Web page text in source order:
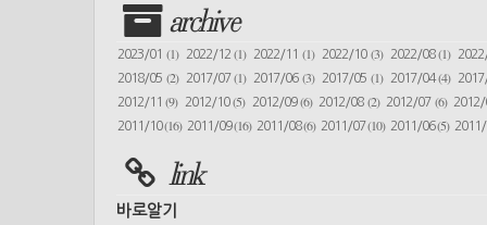
archive
2023/01 (1) 2022/12(1) 2022/11(1) 2022/10 (3) 2022/08(1)
2018/05 (2) 2017/07(1) 2017/06(3) 2017/05 (1) 2017/04(4)
2012/11(9) 2012/10(5) 2012/09(6) 2012/08 (2) 2012/07 (6)
2011/10(16) 2011/09(16) 2011/08(6) 2011/07(10) 2011/06(5)
link
바로알기